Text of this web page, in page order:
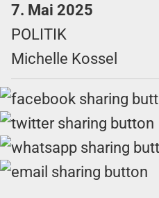
7. Mai 2025
POLITIK
Michelle Kossel